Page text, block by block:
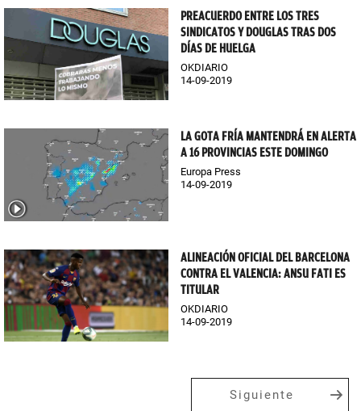
PREACUERDO ENTRE LOS TRES
SINDICATOS Y DOUGLAS TRAS DOS
DÍAS DE HUELGA
OKDIARIO
14-09-2019
LA GOTA FRÍA MANTENDRÁ EN ALERTA
A 16 PROVINCIAS ESTE DOMINGO
Europa Press
14-09-2019
ALINEACIÓN OFICIAL DEL BARCELONA
CONTRA EL VALENCIA: ANSU FATI ES
TITULAR
OKDIARIO
14-09-2019
Siguiente